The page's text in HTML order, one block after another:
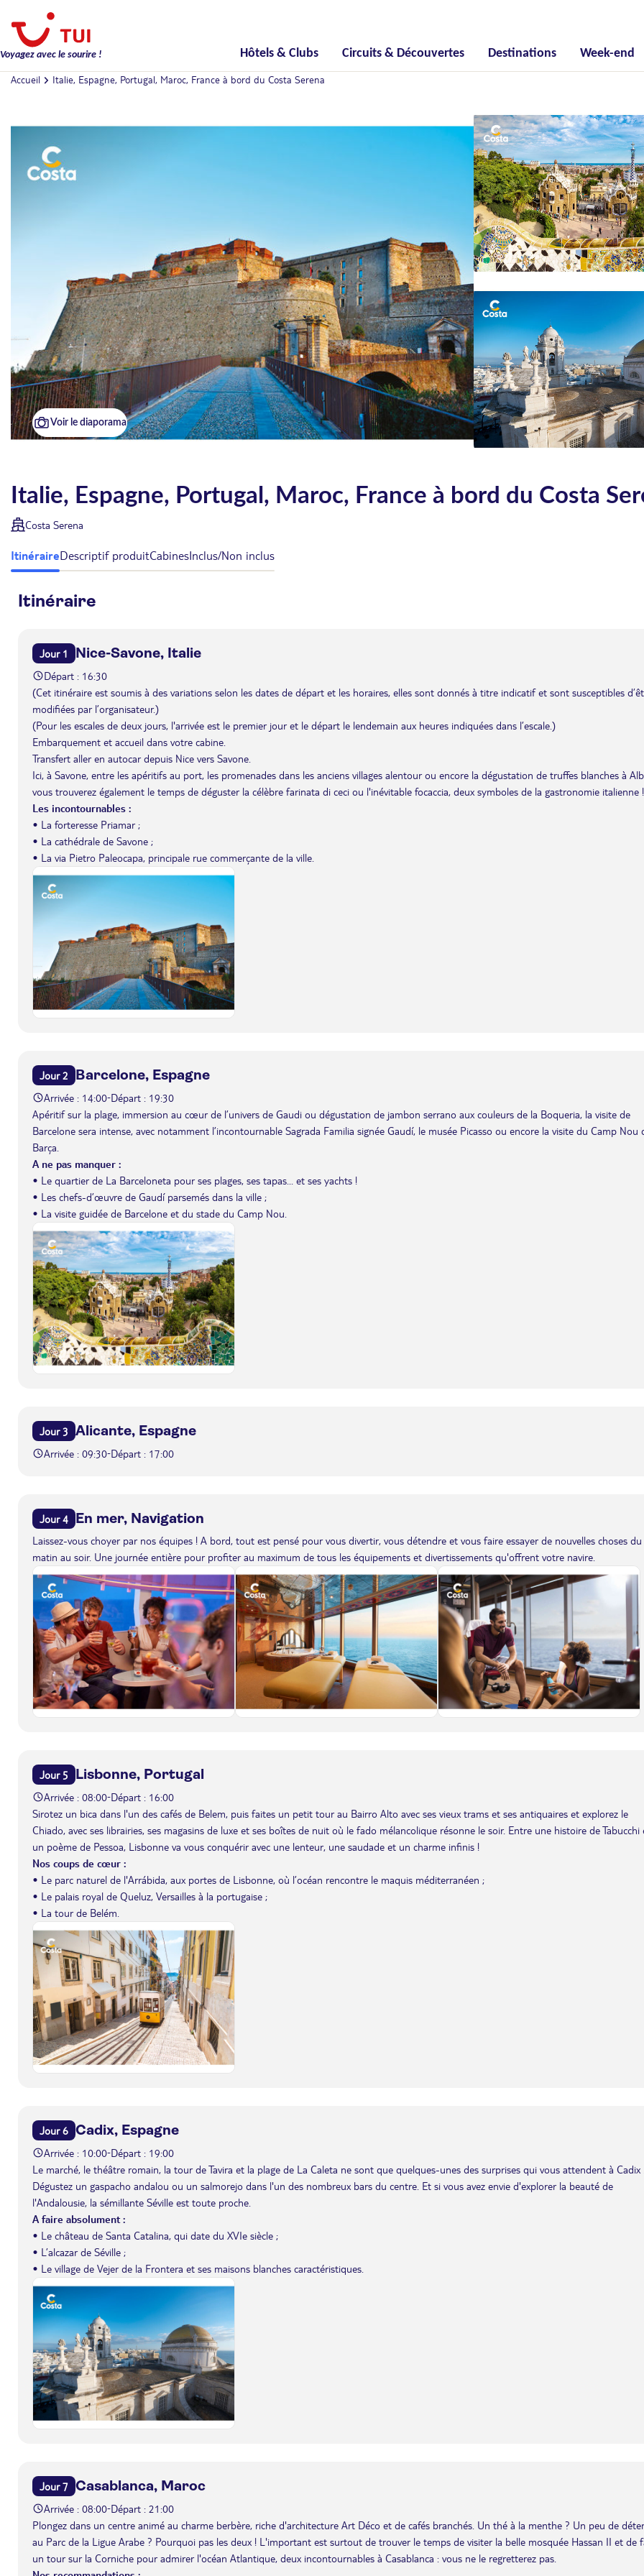
Voyagez avec le sourire ! Hôtels & Clubs Circuits & Découvertes Destinations Week-end
Accueil Italie, Espagne, Portugal, Maroc, France à bord du Costa Serena
Voir le diaporama
Italie, Espagne, Portugal, Maroc, France à bord du Costa
Costa Serena
ItinéraireDescriptif produitCabinesInclus/Non inclus
Itinéraire
Jour 1 Nice-Savone, Italie
Départ : 16:30
(Cet itinéraire est soumis à des variations selon les dates de départ et les horaires, elles sont donnés à titre indicatif et sont susceptibles
modifiées par l’organisateur.)
(Pour les escales de deux jours, l'arrivée est le premier jour et le départ le lendemain aux heures indiquées dans l’escale.)
Embarquement et accueil dans votre cabine.
Transfert aller en autocar depuis Nice vers Savone.
Ici, à Savone, entre les apéritifs au port, les promenades dans les anciens villages alentour ou encore la dégustation de truffes blanches à
vous trouverez également le temps de déguster la célèbre farinata di ceci ou l'inévitable focaccia, deux symboles de la gastronomie italienne !
Les incontournables :
• La forteresse Priamar ;
• La cathédrale de Savone ;
• La via Pietro Paleocapa, principale rue commerçante de la ville.
Jour 2 Barcelone, Espagne
Arrivée : 14:00-Départ : 19:30
Apéritif sur la plage, immersion au cœur de l’univers de Gaudi ou dégustation de jambon serrano aux couleurs de la Boqueria, la visite de
Barcelone sera intense, avec notamment l’incontournable Sagrada Familia signée Gaudí, le musée Picasso ou encore la visite du Camp Nou
Barça.
A ne pas manquer :
• Le quartier de La Barceloneta pour ses plages, ses tapas... et ses yachts !
• Les chefs-d’œuvre de Gaudí parsemés dans la ville ;
• La visite guidée de Barcelone et du stade du Camp Nou.
Jour 3 Alicante, Espagne
Arrivée : 09:30-Départ : 17:00
Jour 4 En mer, Navigation
Laissez-vous choyer par nos équipes ! A bord, tout est pensé pour vous divertir, vous détendre et vous faire essayer de nouvelles choses du
matin au soir. Une journée entière pour profiter au maximum de tous les équipements et divertissements qu'offrent votre navire.
Jour 5 Lisbonne, Portugal
Arrivée : 08:00-Départ : 16:00
Sirotez un bica dans l'un des cafés de Belem, puis faites un petit tour au Bairro Alto avec ses vieux trams et ses antiquaires et explorez le
Chiado, avec ses librairies, ses magasins de luxe et ses boîtes de nuit où le fado mélancolique résonne le soir. Entre une histoire de Tabucchi
un poème de Pessoa, Lisbonne va vous conquérir avec une lenteur, une saudade et un charme infinis !
Nos coups de cœur :
• Le parc naturel de l'Arrábida, aux portes de Lisbonne, où l’océan rencontre le maquis méditerranéen ;
• Le palais royal de Queluz, Versailles à la portugaise ;
• La tour de Belém.
Jour 6 Cadix, Espagne
Arrivée : 10:00-Départ : 19:00
Le marché, le théâtre romain, la tour de Tavira et la plage de La Caleta ne sont que quelques-unes des surprises qui vous attendent à Cadix
Dégustez un gaspacho andalou ou un salmorejo dans l'un des nombreux bars du centre. Et si vous avez envie d'explorer la beauté de
l'Andalousie, la sémillante Séville est toute proche.
A faire absolument :
• Le château de Santa Catalina, qui date du XVIe siècle ;
• L’alcazar de Séville ;
• Le village de Vejer de la Frontera et ses maisons blanches caractéristiques.
Jour 7 Casablanca, Maroc
Arrivée : 08:00-Départ : 21:00
Plongez dans un centre animé au charme berbère, riche d'architecture Art Déco et de cafés branchés. Un thé à la menthe ? Un peu de
au Parc de la Ligue Arabe ? Pourquoi pas les deux ! L'important est surtout de trouver le temps de visiter la belle mosquée Hassan II et de
un tour sur la Corniche pour admirer l'océan Atlantique, deux incontournables à Casablanca : vous ne le regretterez pas.